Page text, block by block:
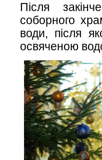
Після
соборного
води, після
освяченою